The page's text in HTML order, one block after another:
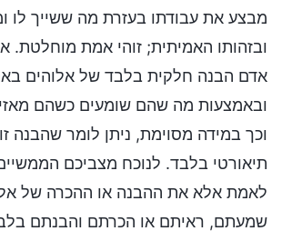
מבצע את עבודתו בעזרת מה ששייך לו
ובזהותו האמיתית; זוהי אמת מוחלטת.
אדם הבנה חלקית בלבד של אלוהים
ובאמצעות מה שהם שומעים כשהם
וכך במידה מסוימת, ניתן לומר שהבנה
תיאורטי בלבד. לנוכח מצביכם
לאמת אלא את ההבנה או ההכרה של
שמעתם, ראיתם או הכרתם והבנתם